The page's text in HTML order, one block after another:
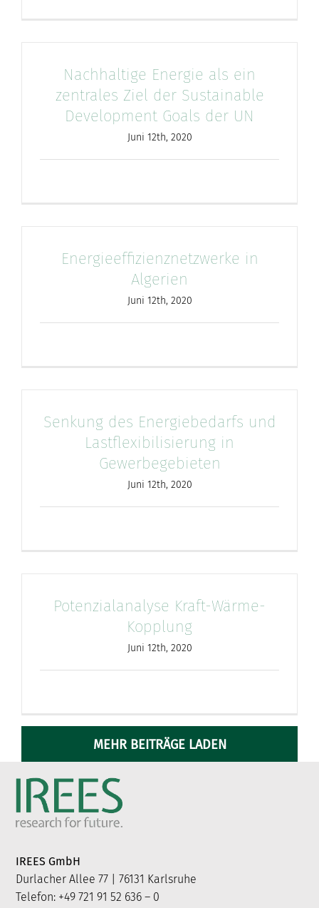
Nachhaltige Energie als ein
zentrales Ziel der Sustainable
Development Goals der UN
Juni 12th, 2020
Energieeffizienznetzwerke in
Algerien
Juni 12th, 2020
Senkung des Energiebedarfs und
Lastflexibilisierung in
Gewerbegebieten
Juni 12th, 2020
Potenzialanalyse Kraft-Wärme-
Kopplung
Juni 12th, 2020
MEHR BEITRÄGE LADEN
IREES GmbH
Durlacher Allee 77 | 76131 Karlsruhe
Telefon: +49 721 91 52 636 – 0